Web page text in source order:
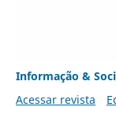
Informação &
Acessar revista